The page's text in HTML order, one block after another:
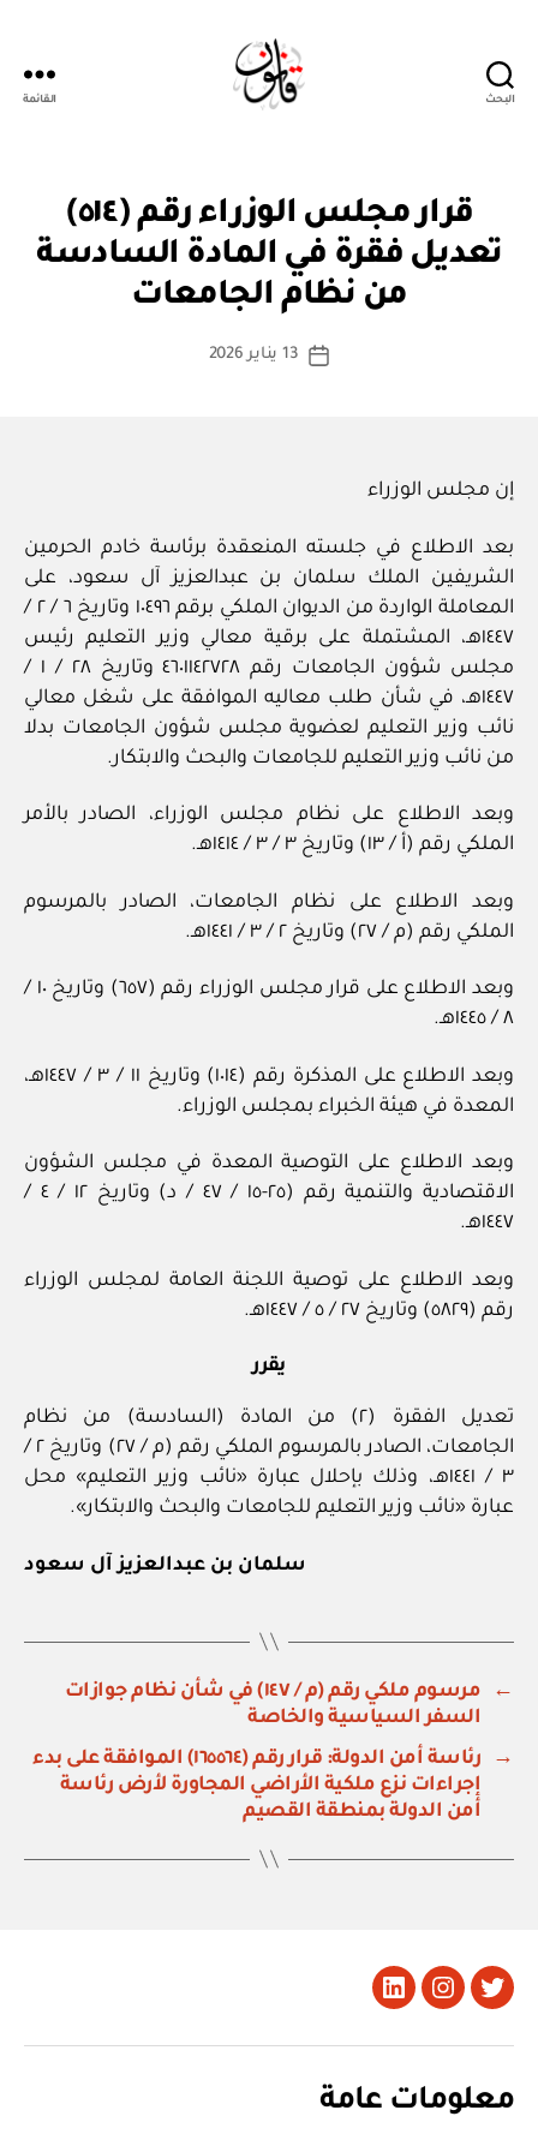
البحث القائمة
التصنيفات
قرار مجلس الوزراء رقم (٥١٤)
تعديل فقرة في المادة السادسة
من نظام الجامعات
كاتب
بو
س
ة
تاريخ
13 يناير 2026
إن مجلس الوزراء
بعد الاطلاع في جلسته المنعقدة برئاسة خادم الحرمين
الشريفين الملك سلمان بن عبدالعزيز آل سعود، على
المعاملة الواردة من الديوان الملكي برقم ١٠٤٩٦ وتاريخ ٦ / ٢ /
١٤٤٧هـ، المشتملة على برقية معالي وزير التعليم رئيس
مجلس شؤون الجامعات رقم ٤٦٠١١٤٢٧٢٨ وتاريخ ٢٨ / ١ /
١٤٤٧هـ، في شأن طلب معاليه الموافقة على شغل معالي
نائب وزير التعليم لعضوية مجلس شؤون الجامعات بدلا
من نائب وزير التعليم للجامعات والبحث والابتكار.
وبعد الاطلاع على نظام مجلس الوزراء، الصادر بالأمر
الملكي رقم (أ / ١٣) وتاريخ ٣ / ٣ / ١٤١٤هـ.
وبعد الاطلاع على نظام الجامعات، الصادر بالمرسوم
الملكي رقم (م / ٢٧) وتاريخ ٢ / ٣ / ١٤٤١هـ.
وبعد الاطلاع على قرار مجلس الوزراء رقم (٦٥٧) وتاريخ ١٠ /
٨ / ١٤٤٥هـ.
وبعد الاطلاع على المذكرة رقم (١٠١٤) وتاريخ ١١ / ٣ / ١٤٤٧هـ،
المعدة في هيئة الخبراء بمجلس الوزراء.
وبعد الاطلاع على التوصية المعدة في مجلس الشؤون
الاقتصادية والتنمية رقم (٢٥-١٥ / ٤٧ / د) وتاريخ ١٢ / ٤ /
١٤٤٧هـ.
وبعد الاطلاع على توصية اللجنة العامة لمجلس الوزراء
رقم (٥٨٢٩) وتاريخ ٢٧ / ٥ / ١٤٤٧هـ.
يقرر
تعديل الفقرة (٢) من المادة (السادسة) من نظام
الجامعات، الصادر بالمرسوم الملكي رقم (م / ٢٧) وتاريخ ٢ /
٣ / ١٤٤١هـ، وذلك بإحلال عبارة «نائب وزير التعليم» محل
عبارة «نائب وزير التعليم للجامعات والبحث والابتكار».
سلمان بن عبدالعزيز آل سعود
←
مرسوم ملكي رقم (م / ١٤٧) في شأن نظام جوازات
السفر السياسية والخاصة
→
رئاسة أمن الدولة: قرار رقم (١٦٥٥٦٤) الموافقة على بدء
إجراءات نزع ملكية الأراضي المجاورة لأرض رئاسة
أمن الدولة بمنطقة القصيم
تويتر Instagram
LinkedIn
معلومات عامة